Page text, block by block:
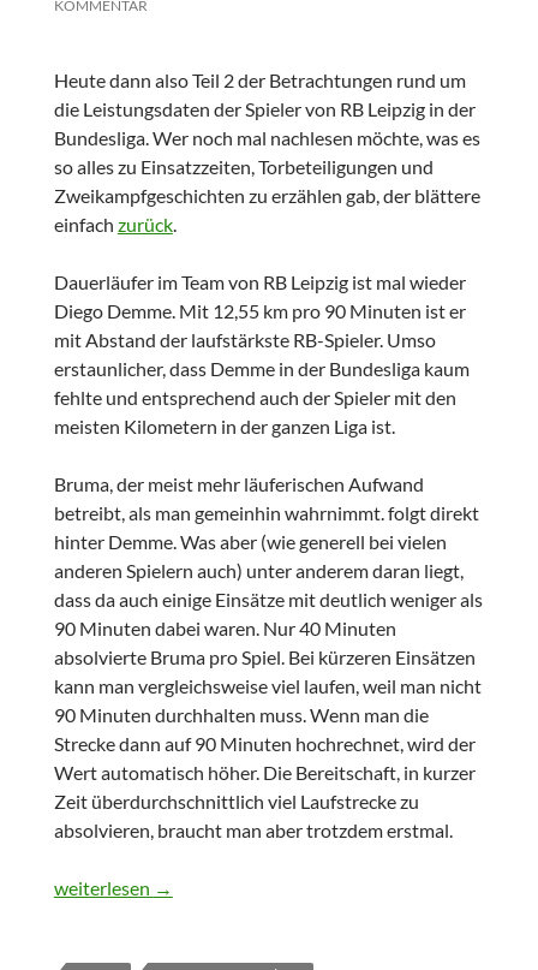
KOMMENTAR
Heute dann also Teil 2 der Betrachtungen rund um
die Leistungsdaten der Spieler von RB Leipzig in der
Bundesliga. Wer noch mal nachlesen möchte, was es
so alles zu Einsatzzeiten, Torbeteiligungen und
Zweikampfgeschichten zu erzählen gab, der blättere
einfach zurück.
Dauerläufer im Team von RB Leipzig ist mal wieder
Diego Demme. Mit 12,55 km pro 90 Minuten ist er
mit Abstand der laufstärkste RB-Spieler. Umso
erstaunlicher, dass Demme in der Bundesliga kaum
fehlte und entsprechend auch der Spieler mit den
meisten Kilometern in der ganzen Liga ist.
Bruma, der meist mehr läuferischen Aufwand
betreibt, als man gemeinhin wahrnimmt. folgt direkt
hinter Demme. Was aber (wie generell bei vielen
anderen Spielern auch) unter anderem daran liegt,
dass da auch einige Einsätze mit deutlich weniger als
90 Minuten dabei waren. Nur 40 Minuten
absolvierte Bruma pro Spiel. Bei kürzeren Einsätzen
kann man vergleichsweise viel laufen, weil man nicht
90 Minuten durchhalten muss. Wenn man die
Strecke dann auf 90 Minuten hochrechnet, wird der
Wert automatisch höher. Die Bereitschaft, in kurzer
Zeit überdurchschnittlich viel Laufstrecke zu
absolvieren, braucht man aber trotzdem erstmal.
Individuelle Zahlenrundumleuchte RB Leipzig 2018 – Teil 2
weiterlesen →